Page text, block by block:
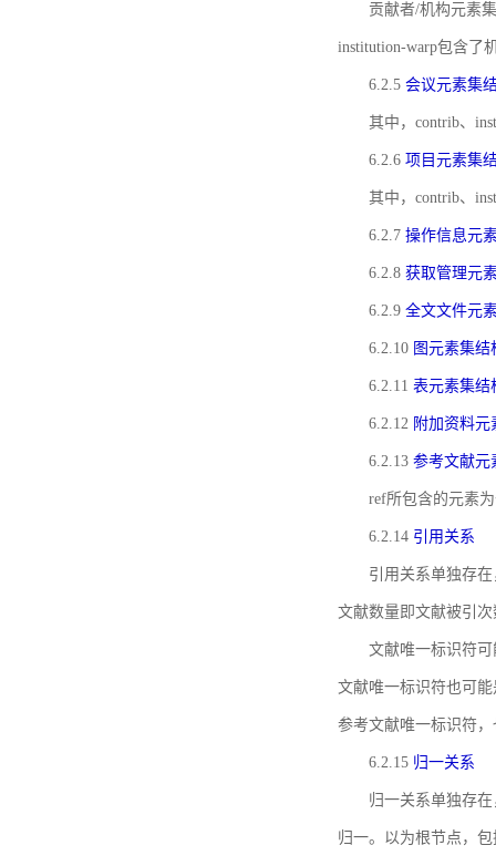
贡献者/机构元素
institution-warp包含了
6.2.5 会议元素集
其中，contrib、
6.2.6 项目元素集
其中，contrib、
6.2.7 操作信息元
6.2.8 获取管理元
6.2.9 全文文件元
6.2.10 图元素集结
6.2.11 表元素集结
6.2.12 附加资料元
6.2.13 参考文献元
ref所包含的元素
6.2.14 引用关系
引用关系单独存
文献数量即文献被引
文献唯一标识符
文献唯一标识符也可
参考文献唯一标识符
6.2.15 归一关系
归一关系单独存
归一。以为根节点，